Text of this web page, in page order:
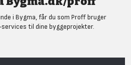
i Bygma, får du som Proff bruger
til dine byggeprojekter.